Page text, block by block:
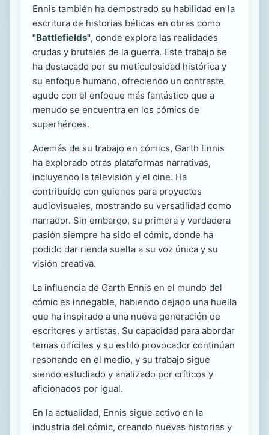
Ennis también ha demostrado su habilidad en la
escritura de historias bélicas en obras como
"Battlefields", donde explora las realidades
crudas y brutales de la guerra. Este trabajo se
ha destacado por su meticulosidad histórica y
su enfoque humano, ofreciendo un contraste
agudo con el enfoque más fantástico que a
menudo se encuentra en los cómics de
superhéroes.
Además de su trabajo en cómics, Garth Ennis
ha explorado otras plataformas narrativas,
incluyendo la televisión y el cine. Ha
contribuido con guiones para proyectos
audiovisuales, mostrando su versatilidad como
narrador. Sin embargo, su primera y verdadera
pasión siempre ha sido el cómic, donde ha
podido dar rienda suelta a su voz única y su
visión creativa.
La influencia de Garth Ennis en el mundo del
cómic es innegable, habiendo dejado una huella
que ha inspirado a una nueva generación de
escritores y artistas. Su capacidad para abordar
temas difíciles y su estilo provocador continúan
resonando en el medio, y su trabajo sigue
siendo estudiado y analizado por críticos y
aficionados por igual.
En la actualidad, Ennis sigue activo en la
industria del cómic, creando nuevas historias y